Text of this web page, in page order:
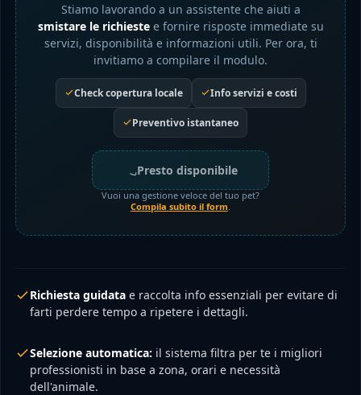
Stiamo lavorando a un assistente che aiuti a
smistare le richiestee fornire risposte immediate su
servizi, disponibilità e informazioni utili. Per ora, ti
invitiamo a compilare il modulo.
Check copertura locale Info servizi e costi
Preventivo istantaneo
Presto disponibile
Vuoi una gestione veloce del tuo pet?
Compila subito il form
Richiesta guidata e raccolta info essenziali per evitare di
farti perdere tempo a ripetere i dettagli.
Selezione automatica: il sistema filtra per te i migliori
professionisti in base a zona, orari e necessità
dell'animale.